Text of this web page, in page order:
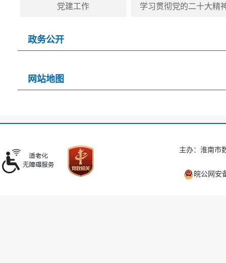
党建工作 学习贯彻党的二十大精
政务公开
网站地图
主办：淮南市
皖公网安